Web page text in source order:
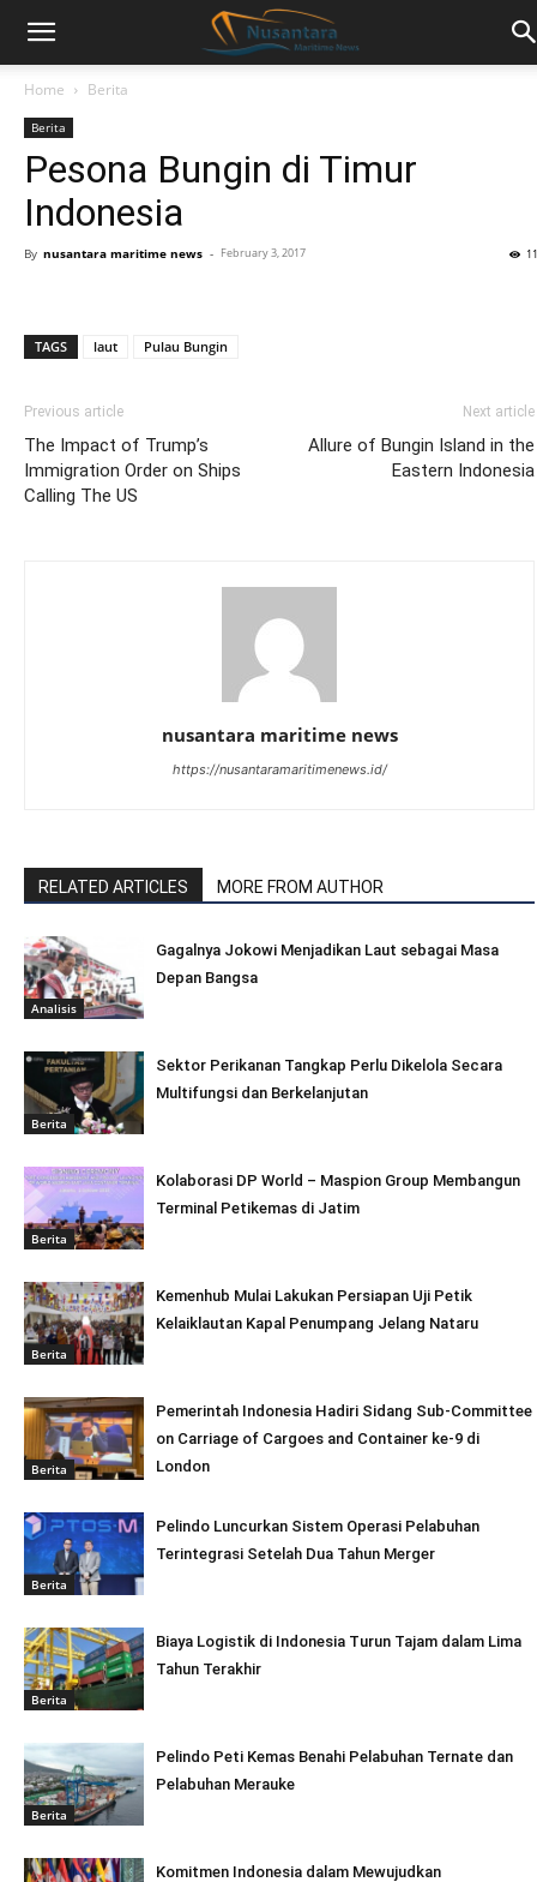
Home Berita
Berita
Pesona Bungin di Timur
Indonesia
By nusantara maritime news - February 3, 2017
TAGS laut Pulau Bungin
Previous article
The Impact of Trump’s
Immigration Order on Ships
Calling The US
Next article
Allure of Bungin Island in the
Eastern Indonesia
nusantara maritime news
https://nusantaramaritimenews.id/
RELATED ARTICLES MORE FROM AUTHOR
Analisis
Gagalnya Jokowi Menjadikan Laut sebagai Masa
Depan Bangsa
Berita
Sektor Perikanan Tangkap Perlu Dikelola Secara
Multifungsi dan Berkelanjutan
Berita
Kolaborasi DP World – Maspion Group Membangun
Terminal Petikemas di Jatim
Berita
Kemenhub Mulai Lakukan Persiapan Uji Petik
Kelaiklautan Kapal Penumpang Jelang Nataru
Berita
Pemerintah Indonesia Hadiri Sidang Sub-Committee
on Carriage of Cargoes and Container ke-9 di
London
Berita
Pelindo Luncurkan Sistem Operasi Pelabuhan
Terintegrasi Setelah Dua Tahun Merger
Berita
Biaya Logistik di Indonesia Turun Tajam dalam Lima
Tahun Terakhir
Berita
Pelindo Peti Kemas Benahi Pelabuhan Ternate dan
Pelabuhan Merauke
Komitmen Indonesia dalam Mewujudkan